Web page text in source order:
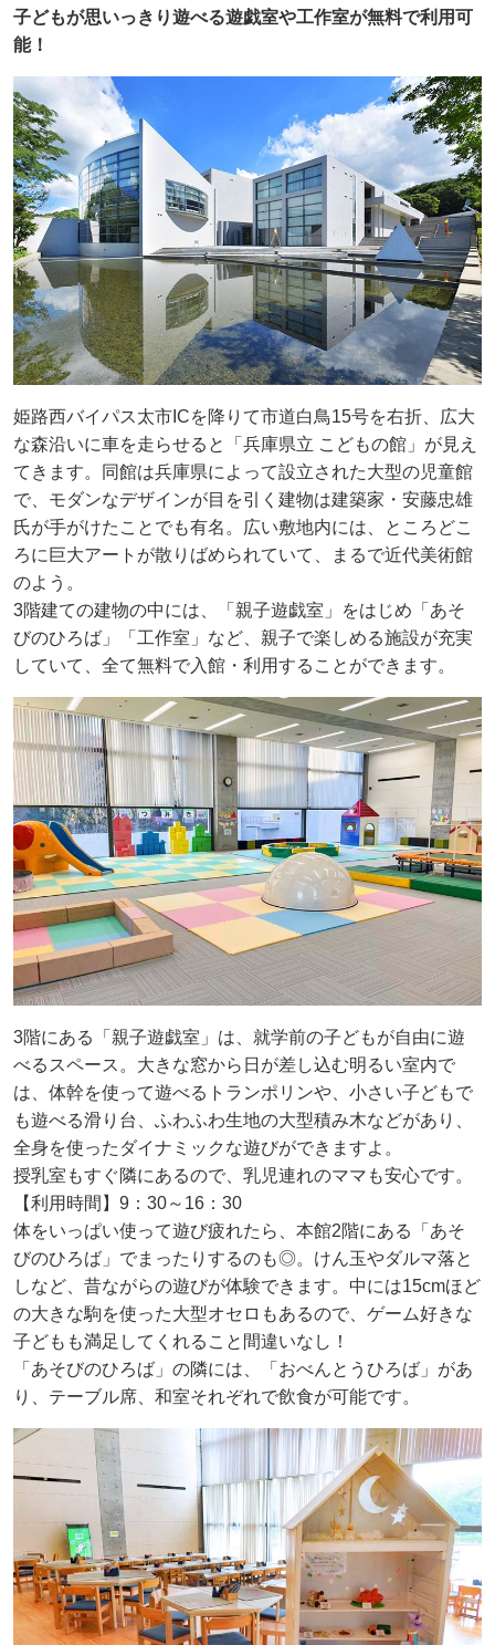
子どもが思いっきり遊べる遊戯室や工作室が無料で利用可
能！
姫路西バイパス太市ICを降りて市道白鳥15号を右折、広大
な森沿いに車を走らせると「兵庫県立 こどもの館」が見え
てきます。同館は兵庫県によって設立された大型の児童館
で、モダンなデザインが目を引く建物は建築家・安藤忠雄
氏が手がけたことでも有名。広い敷地内には、ところどこ
ろに巨大アートが散りばめられていて、まるで近代美術館
のよう。
3階建ての建物の中には、「親子遊戯室」をはじめ「あそ
びのひろば」「工作室」など、親子で楽しめる施設が充実
していて、全て無料で入館・利用することができます。
3階にある「親子遊戯室」は、就学前の子どもが自由に遊
べるスペース。大きな窓から日が差し込む明るい室内で
は、体幹を使って遊べるトランポリンや、小さい子どもで
も遊べる滑り台、ふわふわ生地の大型積み木などがあり、
全身を使ったダイナミックな遊びができますよ。
授乳室もすぐ隣にあるので、乳児連れのママも安心です。
【利用時間】9：30～16：30
体をいっぱい使って遊び疲れたら、本館2階にある「あそ
びのひろば」でまったりするのも◎。けん玉やダルマ落と
しなど、昔ながらの遊びが体験できます。中には15cmほど
の大きな駒を使った大型オセロもあるので、ゲーム好きな
子どもも満足してくれること間違いなし！
「あそびのひろば」の隣には、「おべんとうひろば」があ
り、テーブル席、和室それぞれで飲食が可能です。